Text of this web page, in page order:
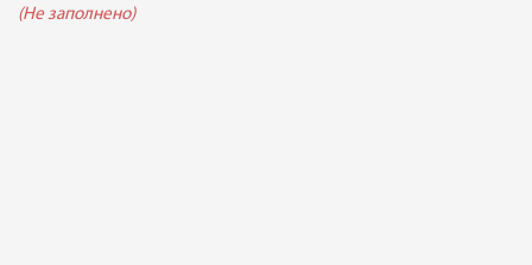
(Не заполнено)